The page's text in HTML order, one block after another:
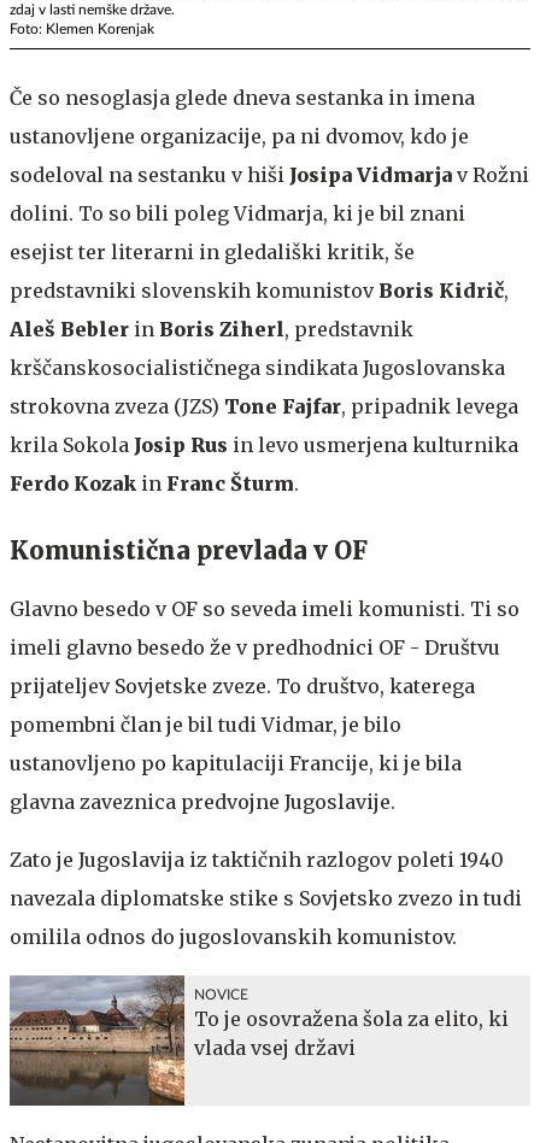
zdaj v lasti nemške države.
Foto: Klemen Korenjak
Če so nesoglasja glede dneva sestanka in imena
ustanovljene organizacije, pa ni dvomov, kdo je
sodeloval na sestanku v hiši Josipa Vidmarja v Rožni
dolini. To so bili poleg Vidmarja, ki je bil znani
esejist ter literarni in gledališki kritik, še
predstavniki slovenskih komunistov Boris Kidrič,
Aleš Bebler in Boris Ziherl, predstavnik
krščanskosocialističnega sindikata Jugoslovanska
strokovna zveza (JZS) Tone Fajfar, pripadnik levega
krila Sokola Josip Rus in levo usmerjena kulturnika
Ferdo Kozak in Franc Šturm.
Komunistična prevlada v OF
Glavno besedo v OF so seveda imeli komunisti. Ti so
imeli glavno besedo že v predhodnici OF - Društvu
prijateljev Sovjetske zveze. To društvo, katerega
pomembni član je bil tudi Vidmar, je bilo
ustanovljeno po kapitulaciji Francije, ki je bila
glavna zaveznica predvojne Jugoslavije.
Zato je Jugoslavija iz taktičnih razlogov poleti 1940
navezala diplomatske stike s Sovjetsko zvezo in tudi
omilila odnos do jugoslovanskih komunistov.
NOVICE
To je osovražena šola za elito, ki
vlada vsej državi